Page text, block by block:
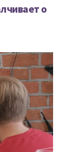
о